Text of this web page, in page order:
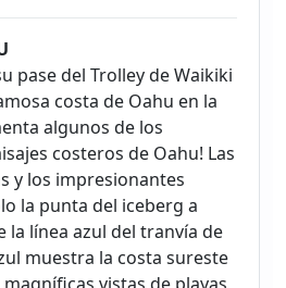
pase del Trolley de Waikiki
costa de Oahu en la
algunos de los
costeros de Oahu! Las
y los impresionantes
la punta del iceberg a
la línea azul del tranvía de
muestra la costa sureste